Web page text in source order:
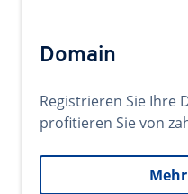
Domain
Registrieren Sie Ihre
profitieren Sie von